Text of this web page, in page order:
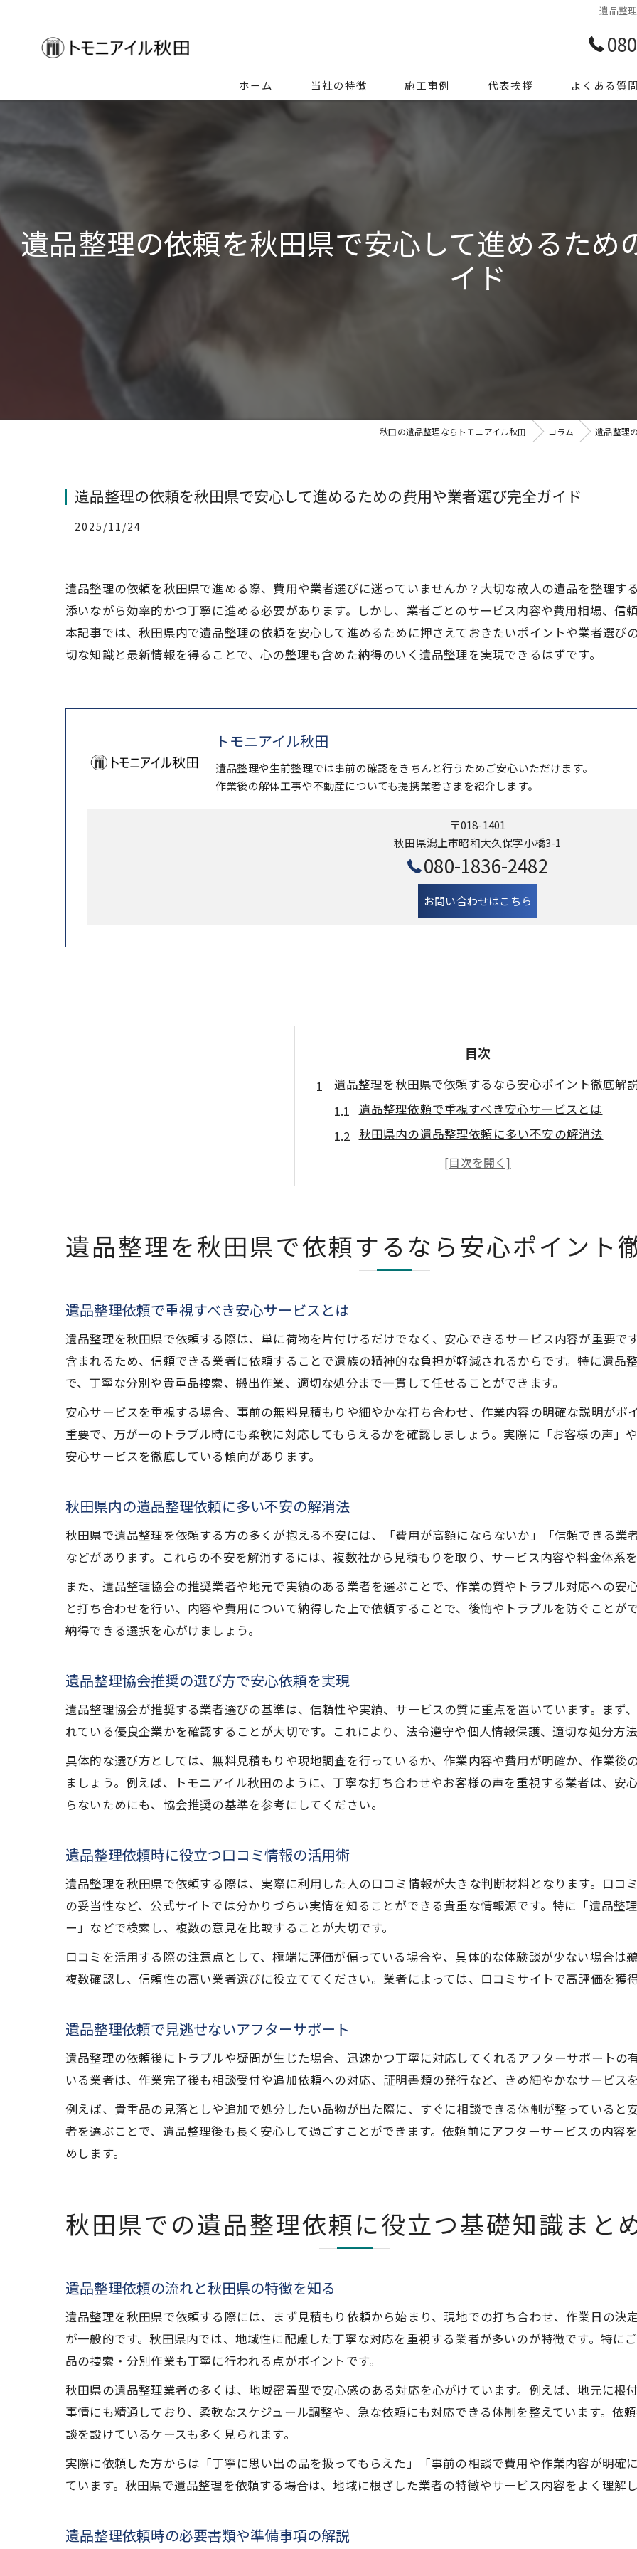
遺品整
ホーム 当社の特徴
ゴミ屋敷
特殊清掃
施工事例 代表挨拶 よくある質問
遺品整理の依頼を秋田県で安心して進めるため
イド
秋田の遺品整理ならトモニアイル秋田 コラム 遺品整理
遺品整理の依頼を秋田県で安心して進めるための費用や業者選び完全ガイド
2025/11/24
遺品整理の依頼を秋田県で進める際、費用や業者選びに迷っていませんか？大切な故人の遺品を整理す
添いながら効率的かつ丁寧に進める必要があります。しかし、業者ごとのサービス内容や費用相場、信
本記事では、秋田県内で遺品整理の依頼を安心して進めるために押さえておきたいポイントや業者選び
切な知識と最新情報を得ることで、心の整理も含めた納得のいく遺品整理を実現できるはずです。
トモニアイル秋田
遺品整理や生前整理では事前の確認をきちんと行うためご安心いただけます。
作業後の解体工事や不動産についても提携業者さまを紹介します。
〒018-1401
秋田県潟上市昭和大久保字小橋3-1
080-1836-2482
お問い合わせはこちら
目次
遺品整理を秋田県で依頼するなら安心ポイント徹底解
遺品整理依頼で重視すべき安心サービスとは
秋田県内の遺品整理依頼に多い不安の解消法
遺品整理協会推奨の選び方で安心依頼を実現
遺品整理依頼時に役立つ口コミ情報の活用術
秋田県での遺品整理依頼に役立つ基礎知識まとめ
遺品整理依頼の流れと秋田県の特徴を知る
遺品整理の窓口や相談先を正しく押さえる方法
遺品整理依頼時に注意したい加盟店の選び方
失敗しない遺品整理依頼のコツと秋田県での注意点
遺品整理依頼でよくある失敗事例と回避策
秋田県の遺品整理依頼で注意したい契約内容
遺品整理における秋田県での信頼できる選び方
遺品整理依頼で信頼性重視の業者選びを実践
遺品整理依頼時に見るべき認定資格と実績
遺品整理依頼で良いレビューの活用法を解説
費用を抑えて進める秋田県の遺品整理依頼術
遺品整理依頼の費用相場と節約ポイント紹介
遺品整理依頼で無駄を省く見積もりの活用法
遺品整理依頼時の不要品買取で費用負担を軽減
遺品整理依頼で割引やキャンペーンを賢く利用
遺品整理依頼時に発生しやすい追加費用対策
遺品整理依頼で評判の高いポイントとは何か
遺品整理依頼経験者の声から学ぶ成功事例
遺品整理依頼で口コミが役立つシーンを紹介
遺品整理依頼時に口コミを見る際の注意点
遺品整理を秋田県で依頼するなら安心ポイント
遺品整理依頼で重視すべき安心サービスとは
遺品整理を秋田県で依頼する際は、単に荷物を片付けるだけでなく、安心できるサービス内容が重要で
含まれるため、信頼できる業者に依頼することで遺族の精神的な負担が軽減されるからです。特に遺品
で、丁寧な分別や貴重品捜索、搬出作業、適切な処分まで一貫して任せることができます。
安心サービスを重視する場合、事前の無料見積もりや細やかな打ち合わせ、作業内容の明確な説明がポ
重要で、万が一のトラブル時にも柔軟に対応してもらえるかを確認しましょう。実際に「お客様の声」
安心サービスを徹底している傾向があります。
秋田県内の遺品整理依頼に多い不安の解消法
秋田県で遺品整理を依頼する方の多くが抱える不安には、「費用が高額にならないか」「信頼できる業
などがあります。これらの不安を解消するには、複数社から見積もりを取り、サービス内容や料金体系
また、遺品整理協会の推奨業者や地元で実績のある業者を選ぶことで、作業の質やトラブル対応への安
と打ち合わせを行い、内容や費用について納得した上で依頼することで、後悔やトラブルを防ぐことが
納得できる選択を心がけましょう。
遺品整理協会推奨の選び方で安心依頼を実現
遺品整理協会が推奨する業者選びの基準は、信頼性や実績、サービスの質に重点を置いています。まず
れている優良企業かを確認することが大切です。これにより、法令遵守や個人情報保護、適切な処分方
具体的な選び方としては、無料見積もりや現地調査を行っているか、作業内容や費用が明確か、作業後
ましょう。例えば、トモニアイル秋田のように、丁寧な打ち合わせやお客様の声を重視する業者は、安
らないためにも、協会推奨の基準を参考にしてください。
遺品整理依頼時に役立つ口コミ情報の活用術
遺品整理を秋田県で依頼する際は、実際に利用した人の口コミ情報が大きな判断材料となります。口コ
の妥当性など、公式サイトでは分かりづらい実情を知ることができる貴重な情報源です。特に「遺品整
ー」などで検索し、複数の意見を比較することが大切です。
口コミを活用する際の注意点として、極端に評価が偏っている場合や、具体的な体験談が少ない場合は
複数確認し、信頼性の高い業者選びに役立ててください。業者によっては、口コミサイトで高評価を獲
遺品整理依頼で見逃せないアフターサポート
遺品整理の依頼後にトラブルや疑問が生じた場合、迅速かつ丁寧に対応してくれるアフターサポートの
いる業者は、作業完了後も相談受付や追加依頼への対応、証明書類の発行など、きめ細やかなサービスを
例えば、貴重品の見落としや追加で処分したい品物が出た際に、すぐに相談できる体制が整っていると
者を選ぶことで、遺品整理後も長く安心して過ごすことができます。依頼前にアフターサービスの内容
めします。
秋田県での遺品整理依頼に役立つ基礎知識まと
遺品整理依頼の流れと秋田県の特徴を知る
遺品整理を秋田県で依頼する際には、まず見積もり依頼から始まり、現地での打ち合わせ、作業日の決
が一般的です。秋田県内では、地域性に配慮した丁寧な対応を重視する業者が多いのが特徴です。特に
品の捜索・分別作業も丁寧に行われる点がポイントです。
秋田県の遺品整理業者の多くは、地域密着型で安心感のある対応を心がけています。例えば、地元に根
事情にも精通しており、柔軟なスケジュール調整や、急な依頼にも対応できる体制を整えています。依
談を設けているケースも多く見られます。
実際に依頼した方からは「丁寧に思い出の品を扱ってもらえた」「事前の相談で費用や作業内容が明確
ています。秋田県で遺品整理を依頼する場合は、地域に根ざした業者の特徴やサービス内容をよく理解
遺品整理依頼時の必要書類や準備事項の解説
お気軽にご相談ください
お気軽にご相談ください